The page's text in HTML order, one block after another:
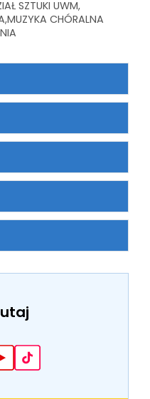
SZTUKI UWM
MUZYKA CHÓRALNA